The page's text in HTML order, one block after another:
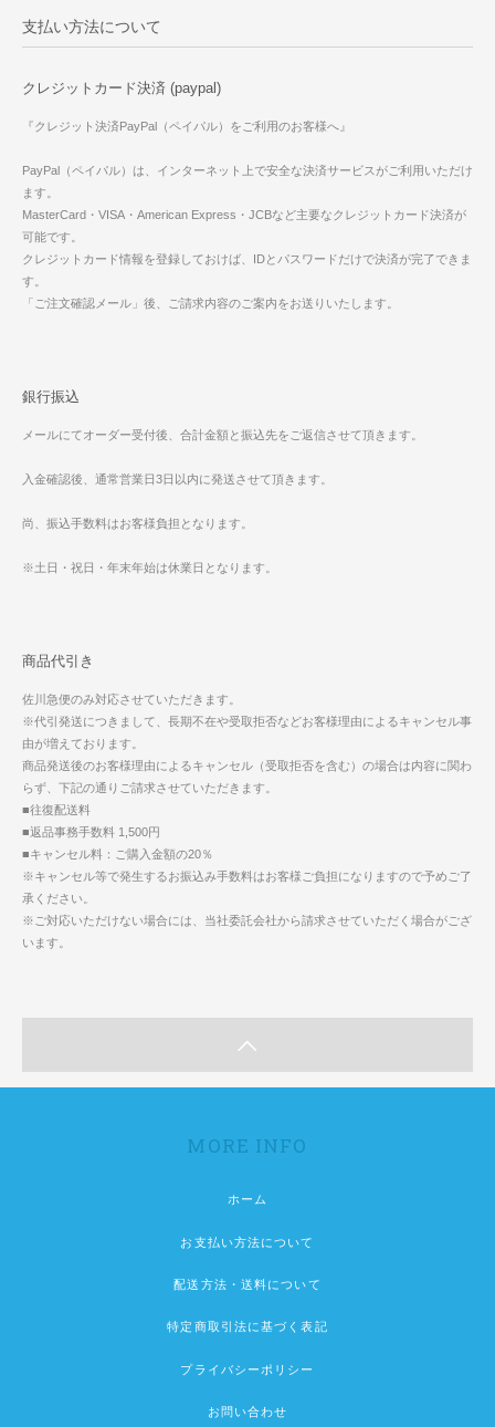
支払い方法について
クレジットカード決済 (paypal)
『クレジット決済PayPal（ペイパル）をご利用のお客様へ』
PayPal（ペイパル）は、インターネット上で安全な決済サービスがご利用いただけ
ます。
MasterCard・VISA・American Express・JCBなど主要なクレジットカード決済が
可能です。
クレジットカード情報を登録しておけば、IDとパスワードだけで決済が完了できま
す。
「ご注文確認メール」後、ご請求内容のご案内をお送りいたします。
銀行振込
メールにてオーダー受付後、合計金額と振込先をご返信させて頂きます。
入金確認後、通常営業日3日以内に発送させて頂きます。
尚、振込手数料はお客様負担となります。
※土日・祝日・年末年始は休業日となります。
商品代引き
佐川急便のみ対応させていただきます。
※代引発送につきまして、長期不在や受取拒否などお客様理由によるキャンセル事
由が増えております。
商品発送後のお客様理由によるキャンセル（受取拒否を含む）の場合は内容に関わ
らず、下記の通りご請求させていただきます。
■往復配送料
■返品事務手数料 1,500円
■キャンセル料：ご購入金額の20％
※キャンセル等で発生するお振込み手数料はお客様ご負担になりますので予めご了
承ください。
※ご対応いただけない場合には、当社委託会社から請求させていただく場合がござ
います。
MORE INFO
ホーム
お支払い方法について
配送方法・送料について
特定商取引法に基づく表記
プライバシーポリシー
お問い合わせ